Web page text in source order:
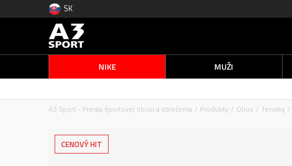
SK
NIKE MUŽI
A3 Sport - Predaj športovej obuvi a oblečenia
Produkty Obuv Tenisky
CENOVÝ HIT